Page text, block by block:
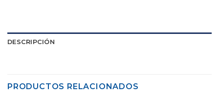
DESCRIPCIÓN
PRODUCTOS RELACIONADOS